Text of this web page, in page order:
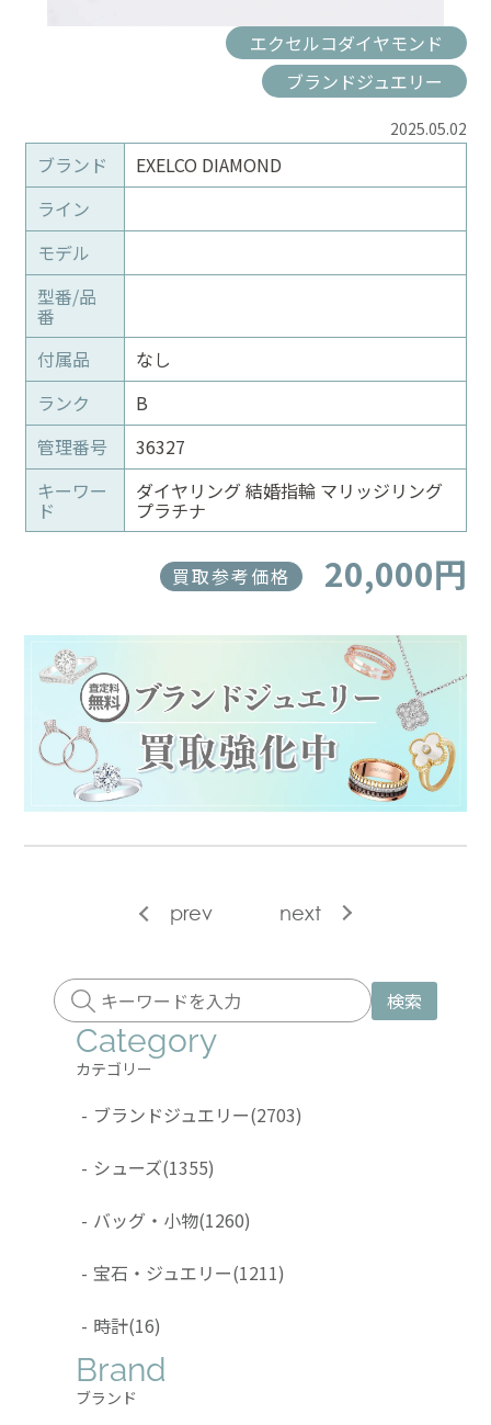
エクセルコダイヤモンド
ブランドジュエリー
2025.05.02
ブランド
EXELCO DIAMOND
ライン
モデル
型番/品
番
付属品
なし
ランク
B
管理番号
36327
キーワー
ド
ダイヤリング 結婚指輪 マリッジリング
プラチナ
買取参考価格 20,000円
prev next
検索
Category
カテゴリー
- ブランドジュエリー(2703)
- シューズ(1355)
- バッグ・小物(1260)
- 宝石・ジュエリー(1211)
- 時計(16)
Brand
ブランド